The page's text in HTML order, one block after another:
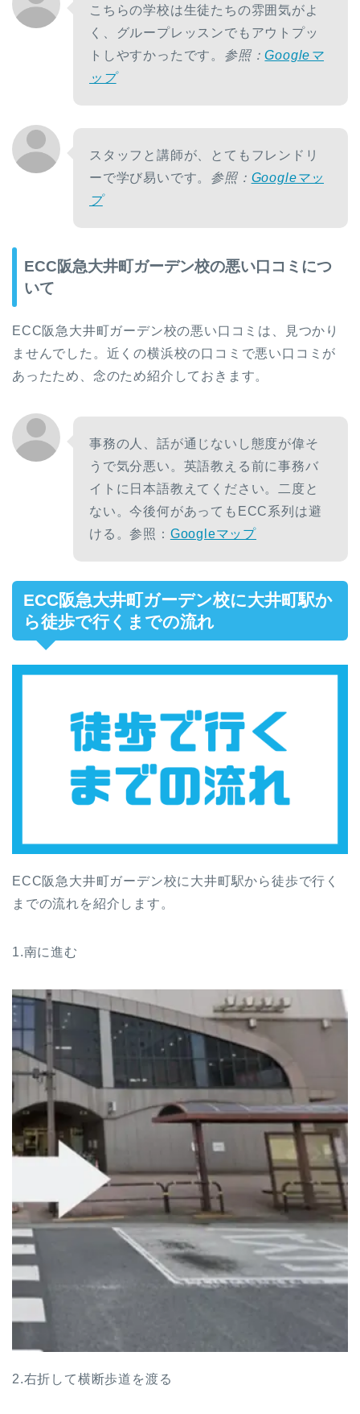
こちらの学校は生徒たちの雰囲気がよ
く、グループレッスンでもアウトプッ
トしやすかったです。 参照：Googleマ
ップ
スタッフと講師が、とてもフレンドリ
ーで学び易いです。 参照： Googleマッ
プ
ECC阪急大井町ガーデン校の悪い口コミにつ
いて
ECC阪急大井町ガーデン校の悪い口コミは、見つかり
ませんでした。近くの横浜校の口コミで悪い口コミが
あったため、念のため紹介しておきます。
事務の人、話が通じないし態度が偉そ
うで気分悪い。英語教える前に事務バ
イトに日本語教えてください。二度と
ない。今後何があってもECC系列は避
ける。参照： Googleマップ
ECC阪急大井町ガーデン校に大井町駅か
ら徒歩で行くまでの流れ
ECC阪急大井町ガーデン校に大井町駅から徒歩で行く
までの流れを紹介します。
1.南に進む
2.右折して横断歩道を渡る